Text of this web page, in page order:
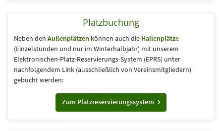
Platzbuchung
Neben den Außenplätzen können auch die Hallenplätze
(Einzelstunden und nur im Winterhalbjahr) mit unserem
Elektronischen-Platz-Reservierungs-System (EPRS) unter
nachfolgendem Link (aus­schließlich von Vereins­mitgliedern)
gebucht werden:
Zum Platzreservierungssystem